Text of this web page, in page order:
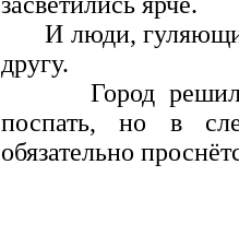
И люди, гуляющие
другу.
Город решил,
поспать, но в
обязательно